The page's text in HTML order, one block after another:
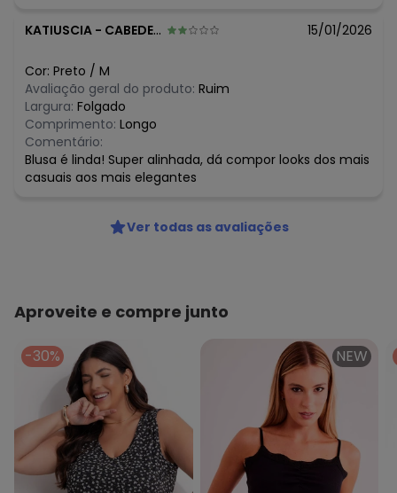
KATIUSCIA - CABEDELO - PB 15/01/2026
Cor: Preto / M
Avaliação geral do produto: Ruim
Largura: Folgado
Comprimento: Longo
Comentário:
Blusa é linda! Super alinhada, dá compor looks dos mais
casuais aos mais elegantes
Ver todas as avaliações
Aproveite e compre junto
-30% NEW